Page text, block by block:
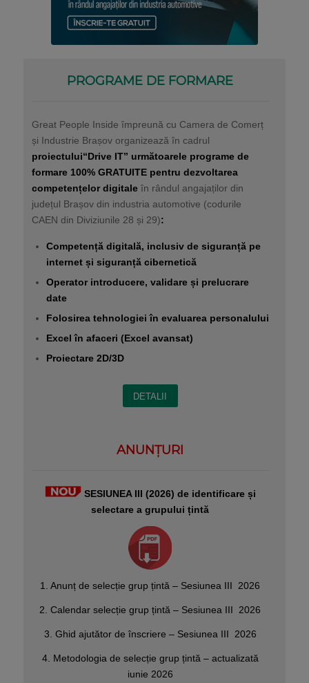
PROGRAME DE FORMARE
Great People Inside împreună cu Camera de Comerț
și Industrie Brașov organizează în cadrul
proiectului“Drive IT” următoarele programe de
formare 100% GRATUITE pentru dezvoltarea
competențelor digitale în rândul angajaților din
județul Brașov din industria automotive (codurile
CAEN din Diviziunile 28 și 29):
Competență digitală, inclusiv de siguranță pe
internet și siguranță cibernetică
Operator introducere, validare și prelucrare
date
Folosirea tehnologiei în evaluarea personalului
Excel în afaceri (Excel avansat)
Proiectare 2D/3D
DETALII
ANUNȚURI
SESIUNEA III (2026) de identificare și
selectare a grupului țintă
1. Anunț de selecție grup țintă – Sesiunea III 2026
2. Calendar selecție grup țintă – Sesiunea III 2026
3. Ghid ajutător de înscriere – Sesiunea III 2026
4. Metodologia de selecție grup țintă – actualizată
iunie 2026